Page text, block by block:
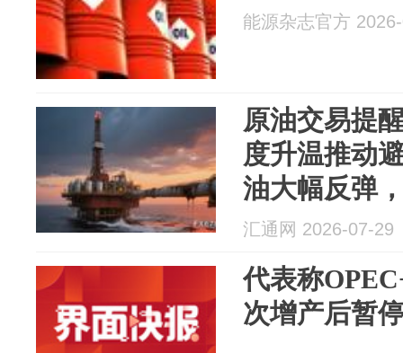
能源杂志官方
原油交易提
度升温推动
油大幅反弹
汇通网 2026-07-29
代表称
次增产后暂